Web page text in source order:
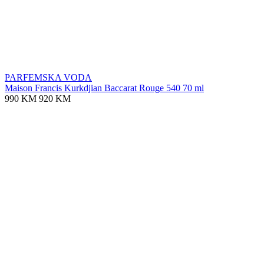
PARFEMSKA VODA
Maison Francis Kurkdjian Baccarat Rouge 540 70 ml
990 KM 920 KM